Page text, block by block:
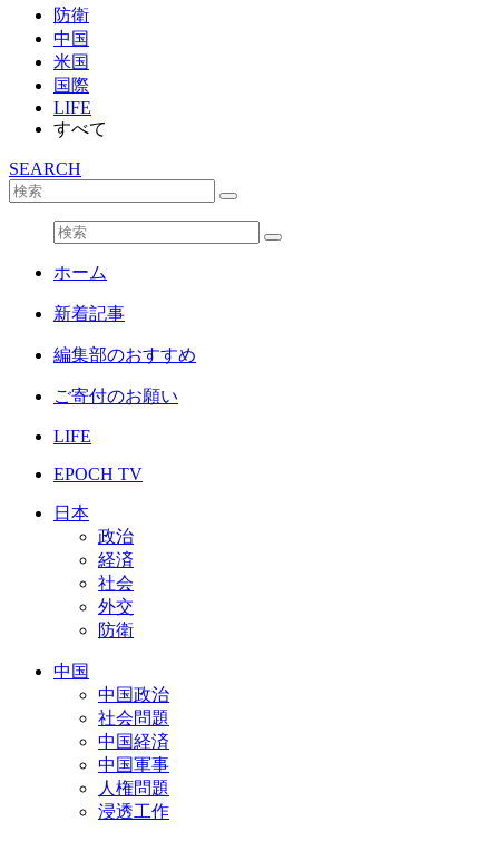
防衛
中国
米国
国際
LIFE
すべて
SEARCH
ホーム
新着記事
編集部のおすすめ
ご寄付のお願い
LIFE
EPOCH TV
日本
政治
経済
社会
外交
防衛
中国
中国政治
社会問題
中国経済
中国軍事
人権問題
浸透工作